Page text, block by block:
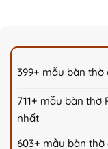
399+ mẫu bàn thờ
711+ mẫu bàn thờ
nhất
603+ mẫu bàn